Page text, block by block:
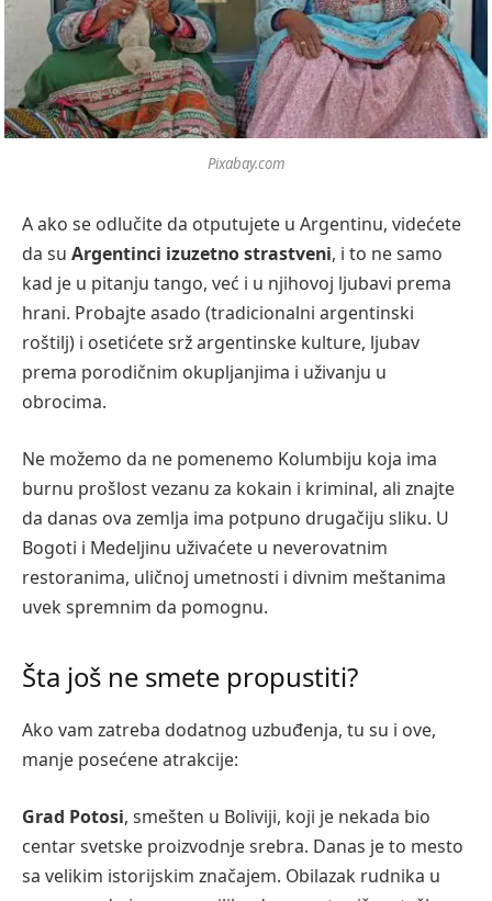
Pixabay.com
A ako se odlučite da otputujete u Argentinu, videćete
da su Argentinci izuzetno strastveni, i to ne samo
kad je u pitanju tango, već i u njihovoj ljubavi prema
hrani. Probajte asado (tradicionalni argentinski
roštilj) i osetićete srž argentinske kulture, ljubav
prema porodičnim okupljanjima i uživanju u
obrocima.
Ne možemo da ne pomenemo Kolumbiju koja ima
burnu prošlost vezanu za kokain i kriminal, ali znajte
da danas ova zemlja ima potpuno drugačiju sliku. U
Bogoti i Medeljinu uživaćete u neverovatnim
restoranima, uličnoj umetnosti i divnim meštanima
uvek spremnim da pomognu.
Šta još ne smete propustiti?
Ako vam zatreba dodatnog uzbuđenja, tu su i ove,
manje posećene atrakcije:
Grad Potosi, smešten u Boliviji, koji je nekada bio
centar svetske proizvodnje srebra. Danas je to mesto
sa velikim istorijskim značajem. Obilazak rudnika u